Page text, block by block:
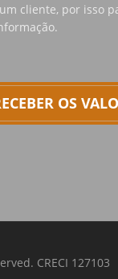
cliente, por isso
OS
CRECI 127103